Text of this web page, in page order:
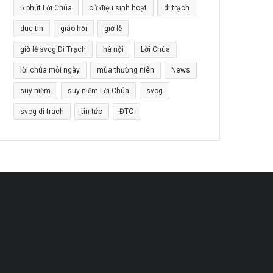
5 phút Lời Chúa cử điệu sinh hoạt di trạch
duc tin giáo hội giờ lễ
giờ lễ svcg Di Trạch hà nội Lời Chúa
lời chúa mỗi ngày mùa thường niên News
suy niệm suy niệm Lời Chúa svcg
svcg di trach tin tức ĐTC